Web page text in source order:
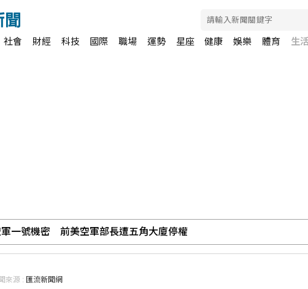
社會 財經 科技 國際 職場 運勢 星座 健康 娛樂 體育 生
一號機密 前美空軍部長遭五角大廈停權
來源 : 匯流新聞網